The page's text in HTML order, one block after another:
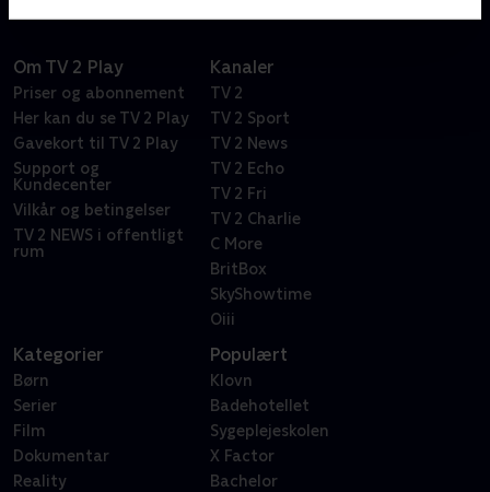
Om TV 2 Play
Priser og abonnement
Her kan du se TV 2 Play
Gavekort til TV 2 Play
Support og
Kundecenter
Vilkår og betingelser
TV 2 NEWS i offentligt
rum
Kanaler
TV 2
TV 2 Sport
TV 2 News
TV 2 Echo
TV 2 Fri
TV 2 Charlie
C More
BritBox
SkyShowtime
Oiii
Kategorier
Børn
Serier
Film
Dokumentar
Reality
Populært
Klovn
Badehotellet
Sygeplejeskolen
X Factor
Bachelor